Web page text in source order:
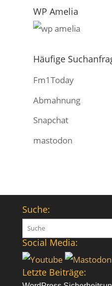
WP Amelia
Häufige
Fm1Today
Abmahnung
Snapchat
mastodon
Suche:
Suchen
nach:
Social Media:
Letzte Beiträge: